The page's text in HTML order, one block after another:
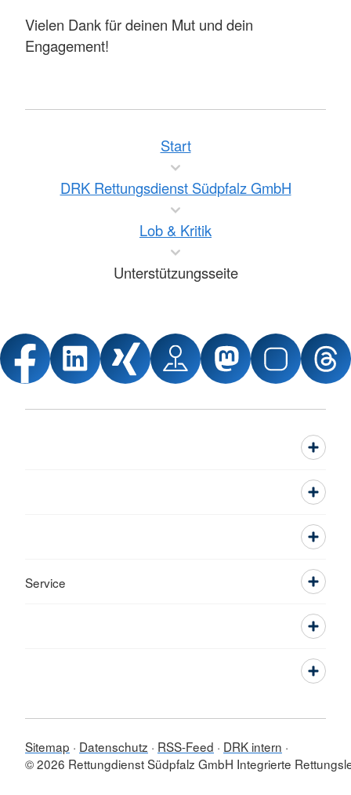
Vielen Dank für deinen Mut und dein
Engagement!
Start
DRK Rettungsdienst Südpfalz GmbH
Lob & Kritik
Unterstützungsseite
Service
Sitemap Datenschutz RSS-Feed
DRK intern
© 2026 Rettungdienst Südpfalz GmbH Integrierte